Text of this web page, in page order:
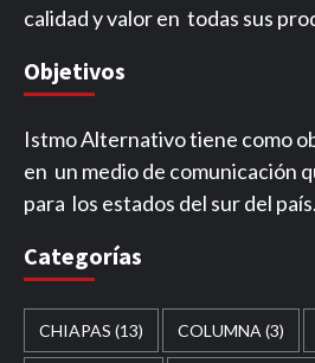
calidad y valor en todas sus
Objetivos
Istmo Alternativo tiene como
en un medio de comunicación
para los estados del sur del país.
Categorías
CHIAPAS (13) COLUMNA (3)